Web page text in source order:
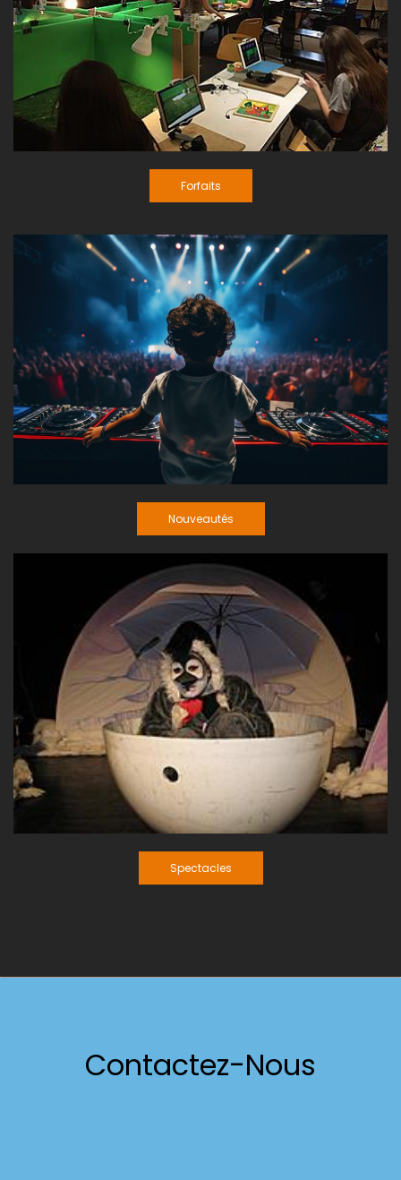
Forfaits
Nouveautés
Nouveautés
Spectacles
Contactez-Nous